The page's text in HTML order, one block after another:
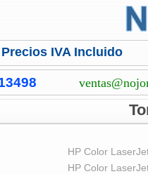
Precios IVA Incluido
HP Color
HP Color